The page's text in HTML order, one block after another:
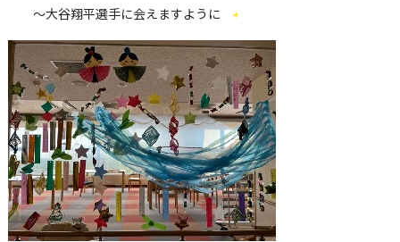
～大谷翔平選手に会えますように